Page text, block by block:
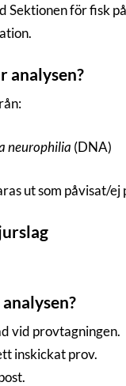
Sektionen för fisk
analysen?
neurophilia (DNA)
ut som påvisat/ej
vid provtagningen.
inskickat prov.